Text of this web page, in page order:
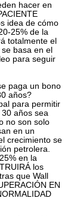
hacer en
idea de cómo
25% de la
totalmente el
basa en el
para seguir
paga un bono
años?
para permitir
30 años sea
no son solo
en un
crecimiento se
petrolera.
en la
los
que Wall
EN